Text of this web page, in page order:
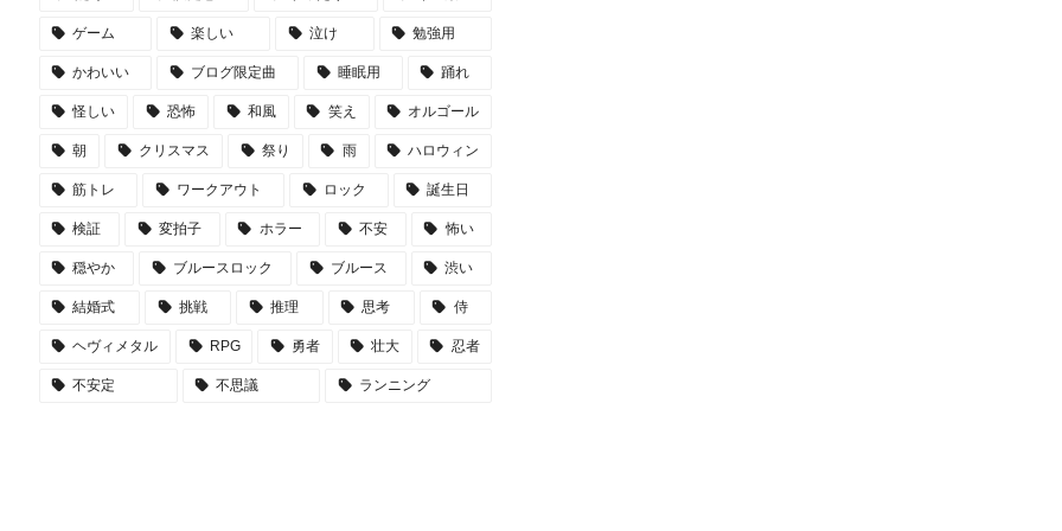
ゲーム 楽しい 泣け 勉強用
かわいい ブログ限定曲 睡眠用 踊れ
怪しい 恐怖 和風 笑え オルゴール
朝 クリスマス 祭り 雨 ハロウィン
筋トレ ワークアウト ロック 誕生日
検証 変拍子 ホラー 不安 怖い
穏やか ブルースロック ブルース 渋い
結婚式 挑戦 推理 思考 侍
ヘヴィメタル RPG 勇者 壮大 忍者
不安定 不思議 ランニング